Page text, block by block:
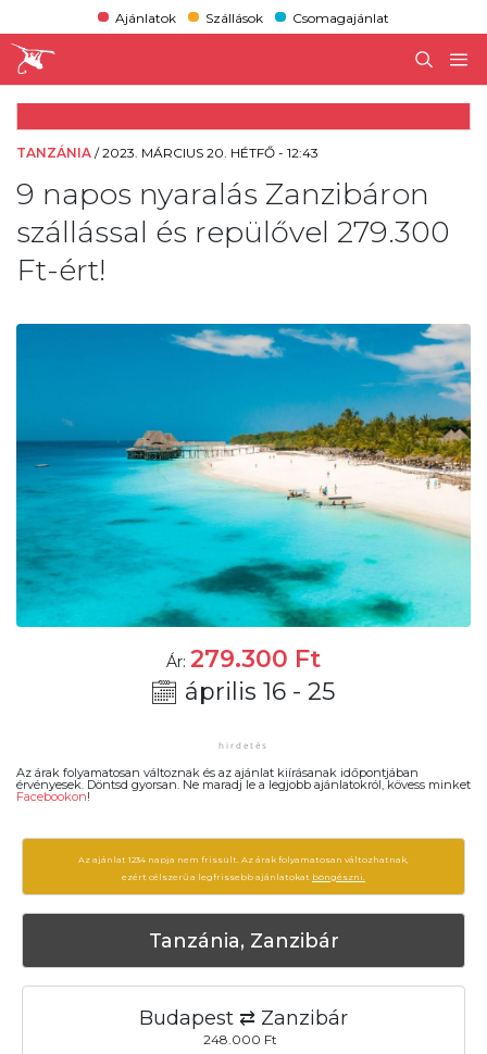
Ajánlatok Szállások Csomagajánlat
TANZÁNIA /2023. MÁRCIUS 20. HÉTFŐ - 12:43
9 napos nyaralás Zanzibáron
szállással és repülővel 279.300
Ft-ért!
Ár: 279.300 Ft
április 16 - 25
Az árak folyamatosan változnak és az ajánlat kiírásanak időpontjában
érvényesek. Döntsd gyorsan. Ne maradj le a legjobb ajánlatokról, kövess minket
Facebookon!
Az ajánlat 1234 napja nem frissült. Az árak folyamatosan változhatnak,
ezért célszerű a legfrissebb ajánlatokat böngészni.
Tanzánia, Zanzibár
Budapest ⇄ Zanzibár
248.000 Ft